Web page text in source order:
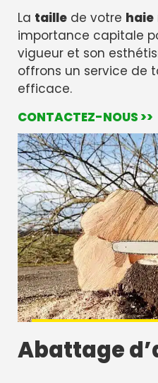
La taille de votre haie
importance capitale
vigueur et son
offrons un service de
efficace.
CONTACTEZ-NOUS >>
Abattage